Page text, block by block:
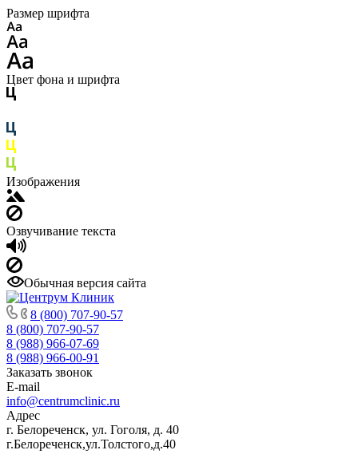
Размер шрифта
Цвет фона и шрифта
Изображения
Озвучивание текста
Обычная версия сайта
8 (800) 707-90-57
8 (800) 707-90-57
8 (988) 966-07-69
8 (988) 966-00-91
Заказать звонок
E-mail
info@centrumclinic.ru
Адрес
г. Белореченск, ул. Гоголя, д. 40
г.Белореченск,ул.Толстого,д.40